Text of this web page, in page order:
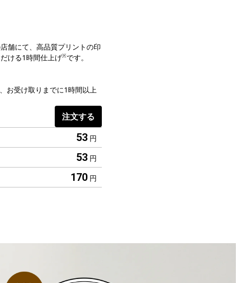
舗にて、高品質プリントの印
ける1時間仕上げ※です。
お受け取りまでに1時間以上
注文する
53 円
53 円
170 円